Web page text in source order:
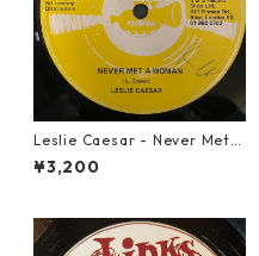
Leslie Caesar - Never Met A
Woman【12-50067】
¥3,200